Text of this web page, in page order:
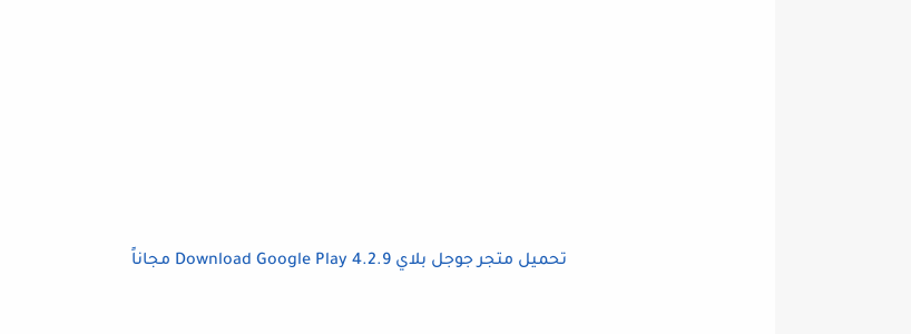
تحميل متجر جوجل بلاي 4.2.9 Download Google Play مجاناً